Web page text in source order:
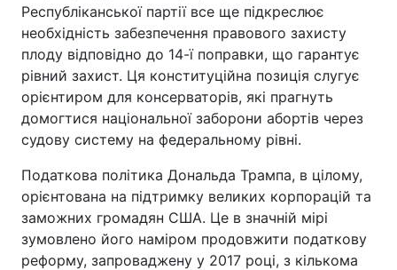
Республіканської партії все ще підкреслює
необхідність забезпечення правового захисту
плоду відповідно до 14-ї поправки, що гарантує
рівний захист. Ця конституційна позиція слугує
орієнтиром для консерваторів, які прагнуть
домогтися національної заборони абортів через
судову систему на федеральному рівні.
Податкова політика Дональда Трампа, в цілому,
орієнтована на підтримку великих корпорацій та
заможних громадян США. Це в значній мірі
зумовлено його наміром продовжити податкову
реформу, запроваджену у 2017 році, з кількома